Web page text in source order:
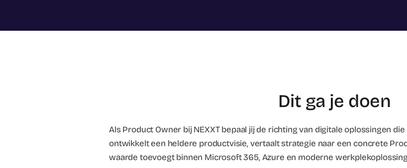
Dit ga je doen
Als Product Owner bij NEXXT bepaal jij de richting van digitale oplossingen
ontwikkelt een heldere productvisie, vertaalt strategie naar een concrete
waarde toevoegt binnen Microsoft 365, Azure en moderne